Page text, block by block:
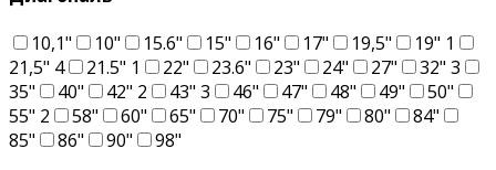
10,1"
10" 15.6" 15" 16" 17" 19,5" 19" 1
21,5" 4 21.5" 1 22" 23.6" 23" 24" 27" 32" 3
35"
40" 42" 2 43" 3 46" 47" 48" 49"
50"
55" 2 58" 60" 65" 70" 75" 79" 80"
84"
85"
86" 90"
98"